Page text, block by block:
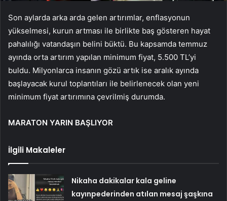
Son aylarda arka arda gelen artırımlar, enflasyonun
yükselmesi, kurun artması ile birlikte baş gösteren hayat
pahalılığı vatandaşın belini büktü. Bu kapsamda temmuz
ayında orta artırım yapılan minimum fiyat, 5.500 TL’yi
buldu. Milyonlarca insanın gözü artık ise aralık ayında
başlayacak kurul toplantıları ile belirlenecek olan yeni
minimum fiyat artırımına çevrilmiş durumda.
MARATON YARIN BAŞLIYOR
İlgili Makaleler
Nikaha dakikalar kala geline
kayınpederinden atılan mesaj şaşkına